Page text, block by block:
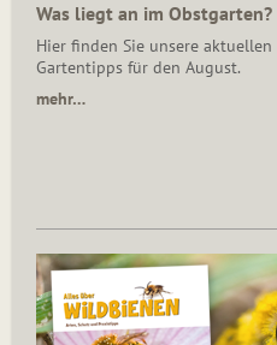
Was liegt an im Obstgarten?
Hier finden Sie unsere aktuellen
Gartentipps für den August.
mehr…